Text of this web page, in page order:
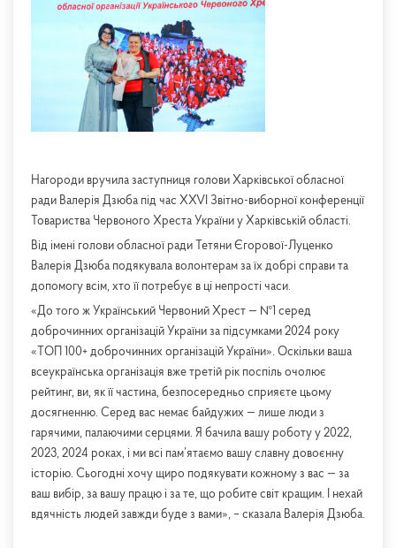
Нагороди вручила заступниця голови Харківської обласної
ради Валерія Дзюба під час XXVІ Звітно-виборної конференції
Товариства Червоного Хреста України у Харківській області.
Від імені голови обласної ради Тетяни Єгорової-Луценко
Валерія Дзюба подякувала волонтерам за їх добрі справи та
допомогу всім, хто її потребує в ці непрості часи.
«До того ж Український Червоний Хрест — №1 серед
доброчинних організацій України за підсумками 2024 року
«ТОП 100+ доброчинних організацій України». Оскільки ваша
всеукраїнська організація вже третій рік поспіль очолює
рейтинг, ви, як її частина, безпосередньо сприяєте цьому
досягненню. Серед вас немає байдужих — лише люди з
гарячими, палаючими серцями. Я бачила вашу роботу у 2022,
2023, 2024 роках, і ми всі пам’ятаємо вашу славну довоєнну
історію. Сьогодні хочу щиро подякувати кожному з вас — за
ваш вибір, за вашу працю і за те, що робите світ кращим. І нехай
вдячність людей завжди буде з вами», – сказала Валерія Дзюба.